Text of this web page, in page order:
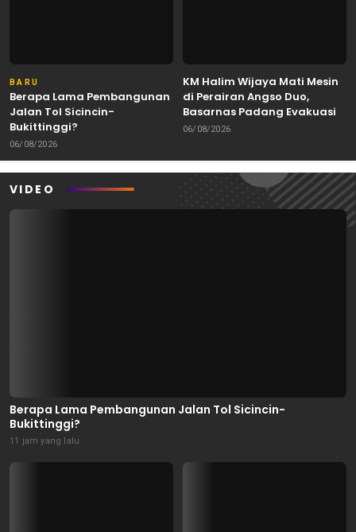
BARU
Berapa Lama Pembangunan
Jalan Tol Sicincin-
Bukittinggi?
06/08/2026
KM Halim Wijaya Mati Mesin
di Perairan Angso Duo,
Basarnas Padang Evakuasi
Dua ABK Selamat
06/08/2026
VIDEO
Berapa Lama Pembangunan Jalan Tol Sicincin-
Bukittinggi?
11 jam yang lalu